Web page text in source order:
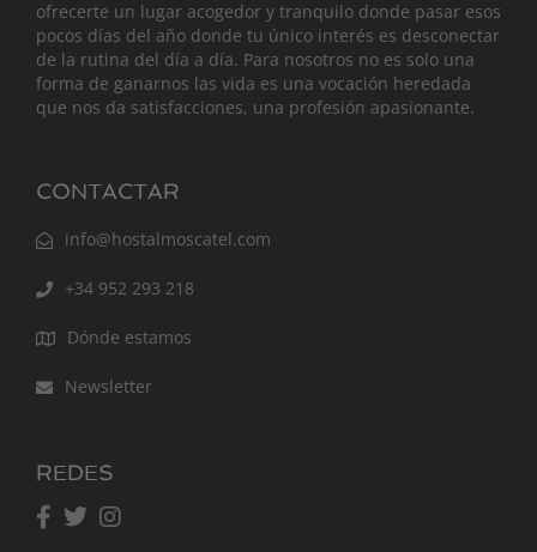
ofrecerte un lugar acogedor y tranquilo donde pasar esos
pocos días del año donde tu único interés es desconectar
de la rutina del día a día. Para nosotros no es solo una
forma de ganarnos las vida es una vocación heredada
que nos da satisfacciones, una profesión apasionante.
CONTACTAR
info@hostalmoscatel.com
+34 952 293 218
Dónde estamos
Newsletter
REDES